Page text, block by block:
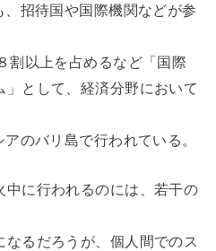
招待国や国際機関などが参
割以上を占めるなど「国際
として、経済分野において
のバリ島で行われている。
中に行われるのには、若干の
なるだろうが、個人間でのス